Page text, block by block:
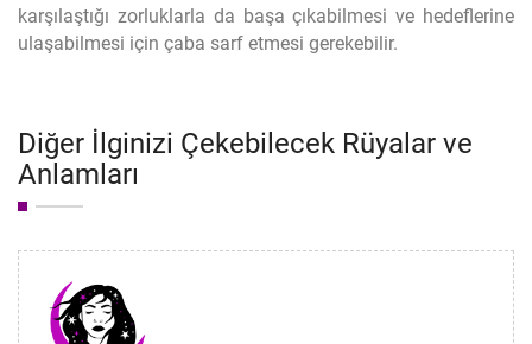
karşılaştığı zorluklarla da başa çıkabilmesi ve hedeflerine
ulaşabilmesi için çaba sarf etmesi gerekebilir.
Diğer İlginizi Çekebilecek Rüyalar ve
Anlamları